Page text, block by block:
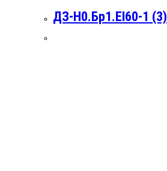
ДЗ-Н0.Бр1.EI60-1 (3)